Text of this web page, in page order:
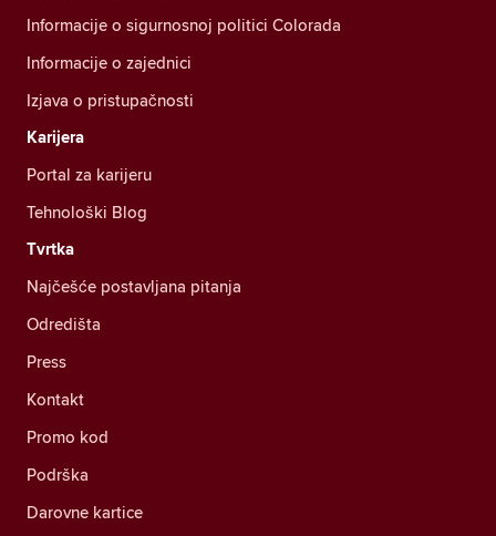
Informacije o sigurnosnoj politici Colorada
Informacije o zajednici
Izjava o pristupačnosti
Karijera
Portal za karijeru
Tehnološki Blog
Tvrtka
Najčešće postavljana pitanja
Odredišta
Press
Kontakt
Promo kod
Podrška
Darovne kartice